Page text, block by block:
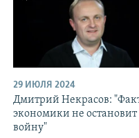
29 ИЮЛЯ 2024
Дмитрий Некрасов:
экономики не остановит
войну"